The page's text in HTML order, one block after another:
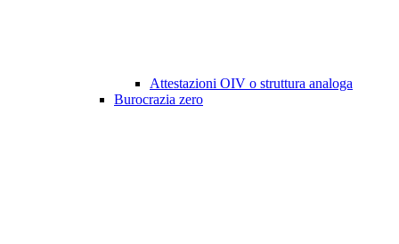
Attestazioni OIV o struttura analoga
Burocrazia zero